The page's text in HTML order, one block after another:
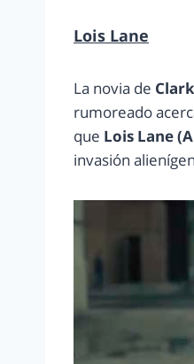
Lois Lane
La novia de
rumoreado
que Lois Lane
invasión